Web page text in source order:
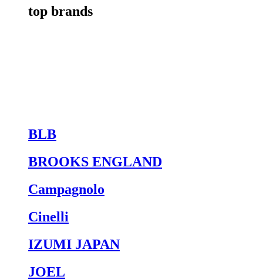
top brands
BLB
BROOKS ENGLAND
Campagnolo
Cinelli
IZUMI JAPAN
JOEL